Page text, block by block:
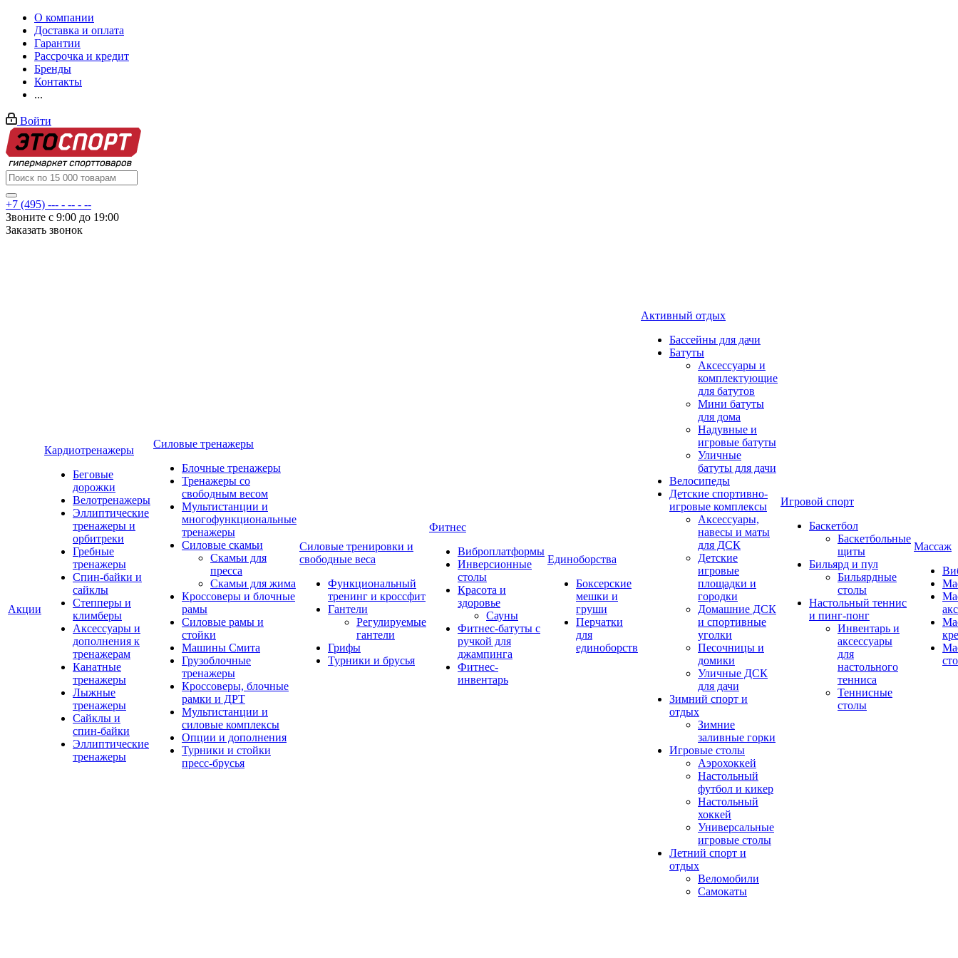
О компании
Доставка и оплата
Гарантии
Рассрочка и кредит
Бренды
Контакты
...
Войти
+7 (495) --- - -- - --
Звоните с 9:00 до 19:00
Заказать звонок
Акции
Кардиотренажеры
Беговые
дорожки
Велотренажеры
Эллиптические
тренажеры и
орбитреки
Гребные
тренажеры
Спин-байки и
сайклы
Степперы и
климберы
Аксессуары и
дополнения к
тренажерам
Канатные
тренажеры
Лыжные
тренажеры
Сайклы и
спин-байки
Эллиптические
тренажеры
Силовые тренажеры
Блочные тренажеры
Тренажеры со
свободным весом
Мультистанции и
многофункциональные
тренажеры
Силовые скамьи
Скамьи для
пресса
Скамьи для жима
Кроссоверы и блочные
рамы
Силовые рамы и
стойки
Машины Смита
Грузоблочные
тренажеры
Кроссоверы, блочные
рамки и ДРТ
Мультистанции и
силовые комплексы
Опции и дополнения
Турники и стойки
пресс-брусья
Силовые тренировки и
свободные веса
Функциональный
тренинг и кроссфит
Гантели
Регулируемые
гантели
Грифы
Турники и брусья
Фитнес
Виброплатформы
Инверсионные
столы
Красота и
здоровье
Сауны
Фитнес-батуты с
ручкой для
джампинга
Фитнес-
инвентарь
Единоборства
Боксерские
мешки и
груши
Перчатки
для
единоборств
Активный отдых
Бассейны для дачи
Батуты
Аксессуары и
комплектующие
для батутов
Мини батуты
для дома
Надувные и
игровые батуты
Уличные
батуты для дачи
Велосипеды
Детские спортивно-
игровые комплексы
Аксессуары,
навесы и маты
для ДСК
Детские
игровые
площадки и
городки
Домашние ДСК
и спортивные
уголки
Песочницы и
домики
Уличные ДСК
для дачи
Зимний спорт и
отдых
Зимние
заливные горки
Игровые столы
Аэрохоккей
Настольный
футбол и кикер
Настольный
хоккей
Универсальные
игровые столы
Летний спорт и
отдых
Веломобили
Самокаты
Игровой спорт
Баскетбол
Баскетбольные
щиты
Бильярд и пул
Бильярдные
столы
Настольный теннис
и пинг-понг
Инвентарь и
аксессуары
для
настольного
тенниса
Теннисные
столы
Массаж